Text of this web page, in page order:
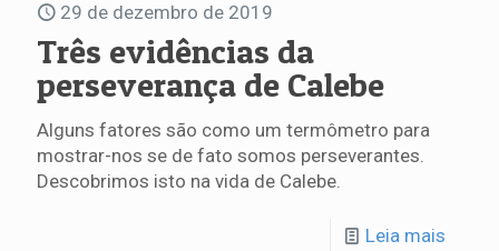
29 de dezembro de 2019
Três evidências da
perseverança de Calebe
Alguns fatores são como um termômetro para
mostrar-nos se de fato somos perseverantes.
Descobrimos isto na vida de Calebe.
Leia mais